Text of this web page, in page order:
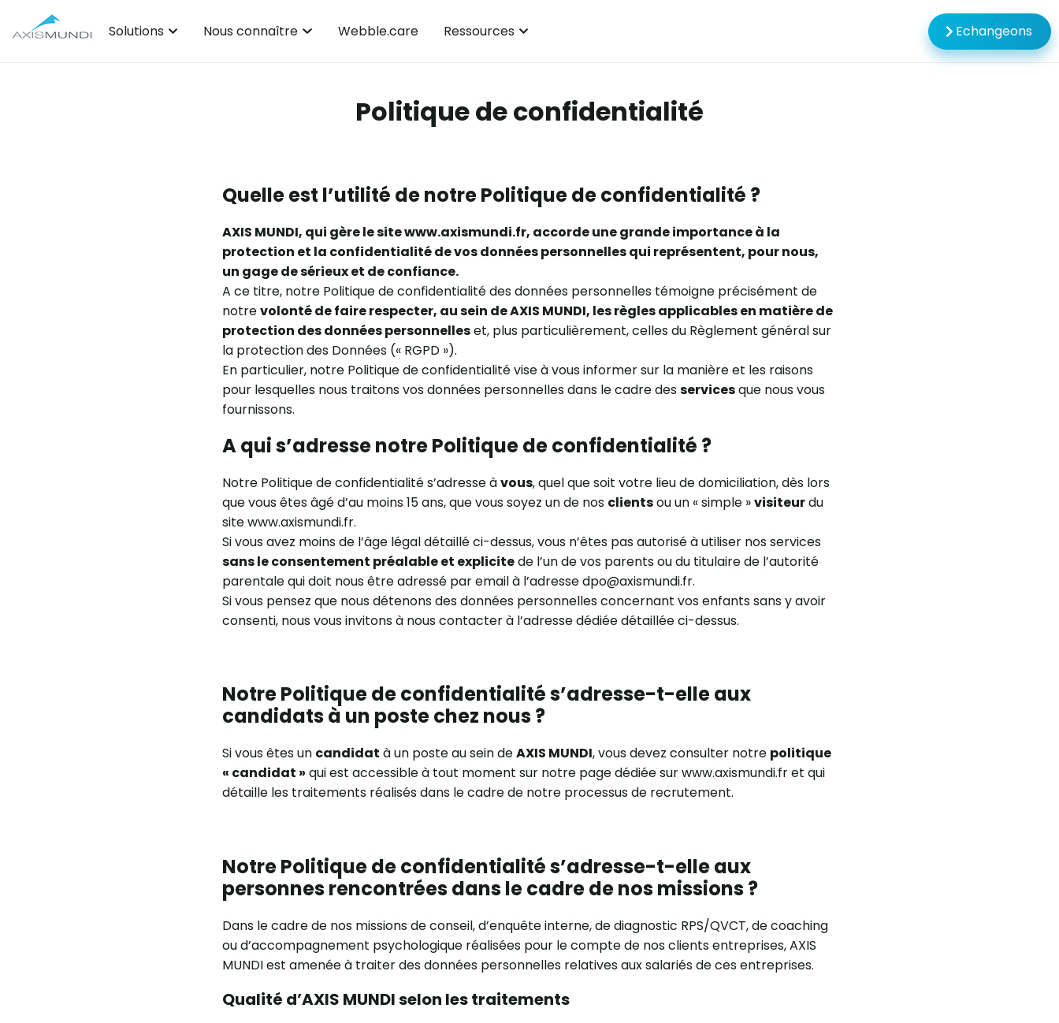
Solutions Nous connaître Webble.care Ressources Echangeons
Politique de confidentialité
Quelle est l’utilité de notre Politique de confidentialité ?
AXIS MUNDI, qui gère le site www.axismundi.fr, accorde une grande importance à la
protection et la confidentialité de vos données personnelles qui représentent, pour nous,
un gage de sérieux et de confiance.
A ce titre, notre Politique de confidentialité des données personnelles témoigne précisément de
notrevolonté de faire respecter, au sein de AXIS MUNDI, les règles applicables en matière de
protection des données personnelleset, plus particulièrement, celles du Règlement général sur
la protection des Données (« RGPD »).
En particulier, notre Politique de confidentialité vise à vous informer sur la manière et les raisons
pour lesquelles nous traitons vos données personnelles dans le cadre desservicesque nous vous
fournissons.
A qui s’adresse notre Politique de confidentialité ?
Notre Politique de confidentialité s’adresse àvous, quel que soit votre lieu de domiciliation, dès lors
que vous êtes âgé d’au moins 15 ans, que vous soyez un de nos clientsou un « simple »visiteurdu
site www.axismundi.fr.
Si vous avez moins de l’âge légal détaillé ci-dessus, vous n’êtes pas autorisé à utiliser nos services
sans le consentement préalable et explicitede l’un de vos parents ou du titulaire de l’autorité
parentale qui doit nous être adressé par email à l’adresse dpo@axismundi.fr.
Si vous pensez que nous détenons des données personnelles concernant vos enfants sans y avoir
consenti, nous vous invitons à nous contacter à l’adresse dédiée détaillée ci-dessus.
Notre Politique de confidentialité s’adresse-t-elle aux
candidats à un poste chez nous ?
Si vous êtes un candidat à un poste au sein deAXIS MUNDI, vous devez consulter notre politique
« candidat » qui est accessible à tout moment sur notre page dédiée sur www.axismundi.fr et qui
détaille les traitements réalisés dans le cadre de notre processus de recrutement.
Notre Politique de confidentialité s’adresse-t-elle aux
personnes rencontrées dans le cadre de nos missions ?
Dans le cadre de nos missions de conseil, d’enquête interne, de diagnostic RPS/QVCT, de coaching
ou d’accompagnement psychologique réalisées pour le compte de nos clients entreprises, AXIS
MUNDI est amenée à traiter des données personnelles relatives aux salariés de ces entreprises.
Qualité d’AXIS MUNDI selon les traitements